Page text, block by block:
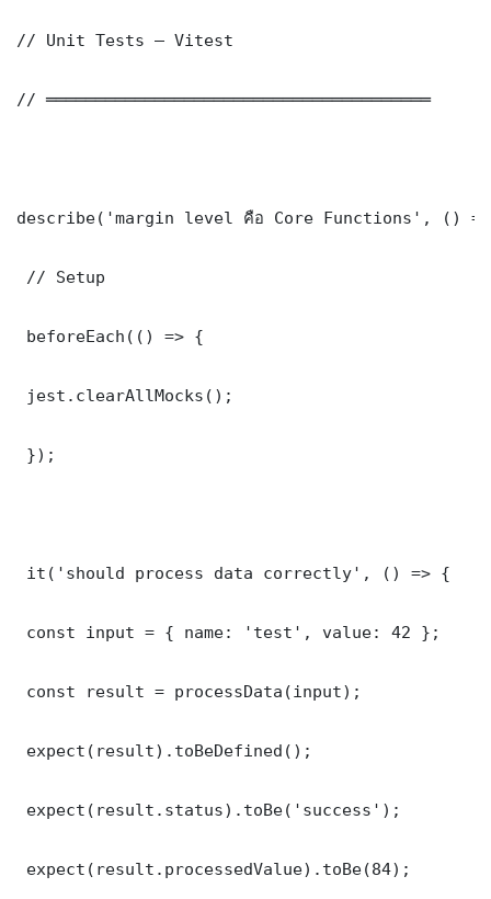
// Unit Tests — Vitest
// ═══════════════════════════════════════
describe('margin level คือ Core Functions', ()
// Setup
beforeEach(() => {
jest.clearAllMocks();
});
it('should process data correctly', () => {
const input = { name: 'test', value: 42 };
const result = processData(input);
expect(result).toBeDefined();
expect(result.status).toBe('success');
expect(result.processedValue).toBe(84);